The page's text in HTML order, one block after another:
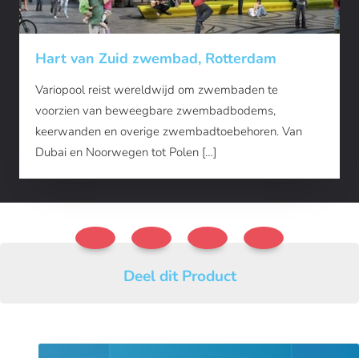
Hart van Zuid zwembad, Rotterdam
Variopool reist wereldwijd om zwembaden te
voorzien van beweegbare zwembadbodems,
keerwanden en overige zwembadtoebehoren. Van
Dubai en Noorwegen tot Polen […]
Deel dit Product